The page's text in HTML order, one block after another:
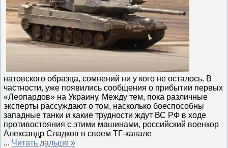
натовского образца, сомнений ни у кого не осталось. В
частности, уже появились сообщения о прибытии первых
«Леопардов» на Украину. Между тем, пока различные
эксперты рассуждают о том, насколько боеспособны
западные танки и какие трудности ждут ВС РФ в ходе
противостояния с этими машинами, российский военкор
Александр Сладков в своем ТГ-канале
... Читать дальше »